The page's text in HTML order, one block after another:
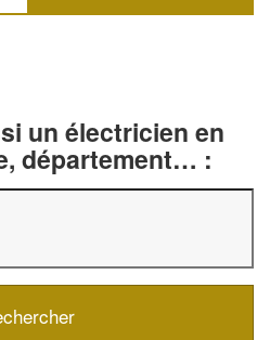
un électricien en
département… :